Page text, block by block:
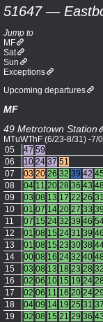
51647 —
Jump to
MF
Sat
Sun
Exceptions
Upcoming departures
MF
49 Metrotown Station
MTuWThF (6/23-8/31) -7/
05
47 59
06
10 24 37 51
07
03 20 26 32 39 42 45
08
04 11 20 28 36 43 48
09
03 08 13 17 22 26 31
10
01 07 14 20 27 33 39
11
07 15 24 32 39 46
12
01 08 15 24 31 39 46
13
01 08 15 23 30 38
14
00 08 16 24 32 40 48
15
03 08 13 18 23 28 32
16
02 06 10 15 19 24 28
17
02 06 11 16 20 24 29
18
04 09 14 19 25 31 37
19
02 08 15 21 29 36 43